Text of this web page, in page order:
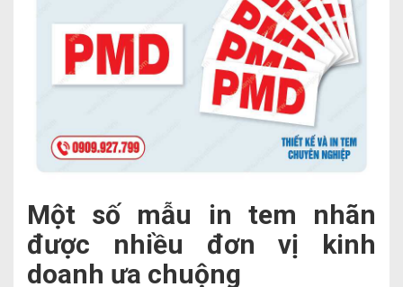
Một số mẫu in tem nhãn
được nhiều đơn vị kinh
doanh ưa chuộng